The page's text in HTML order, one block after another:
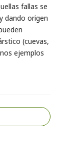
fallas se
dando origen
(cuevas,
ejemplos